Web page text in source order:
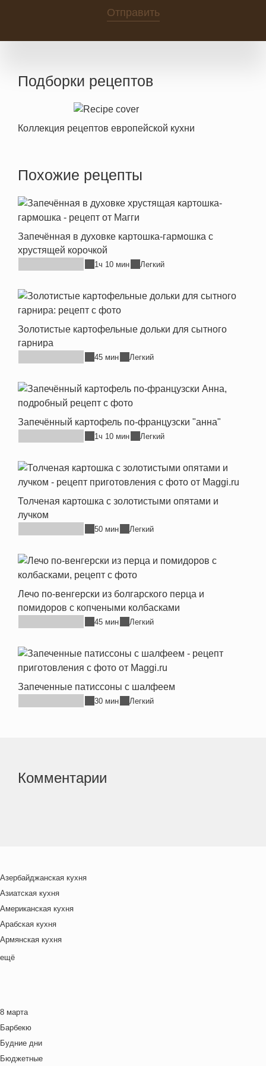
Отправить
Подборки рецептов
Коллекция рецептов европейской кухни
Похожие рецепты
Запечённая в духовке картошка-гармошка с
хрустящей корочкой
1ч 10 мин Легкий
Золотистые картофельные дольки для сытного
гарнира
45 мин Легкий
Запечённый картофель по-французски "анна"
1ч 10 мин Легкий
Толченая картошка с золотистыми опятами и
лучком
50 мин Легкий
Лечо по-венгерски из болгарского перца и
помидоров с копчеными колбасками
45 мин Легкий
Запеченные патиссоны с шалфеем
30 мин Легкий
Комментарии
Азербайджанская кухня
Азиатская кухня
Американская кухня
Арабская кухня
Армянская кухня
Белорусская
Венгерская кухня
Греческая кухня
Грузинская кухня
Еврейская кухня
ещё
8 марта
Барбекю
Будние дни
Бюджетные